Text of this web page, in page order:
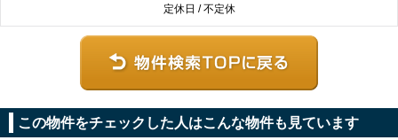
定休日 / 不定休
この物件をチェックした人はこんな物件も見ています